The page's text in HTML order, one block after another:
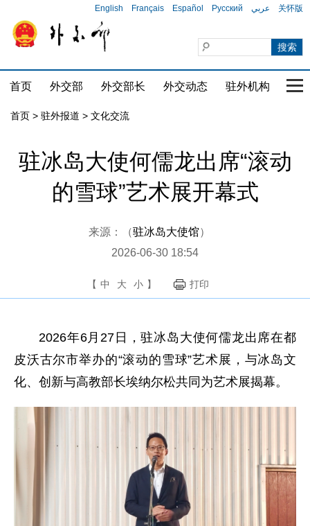
English Français Español Русский عربي 关怀版
首页 外交部 外交部长 外交动态 驻外机构 国
首页 > 驻外报道 > 文化交流
驻冰岛大使何儒龙出席“滚动
的雪球”艺术展开幕式
来源：（驻冰岛大使馆）
2026-06-30 18:54
【 中 大 小 】 打印
2026年6月27日，驻冰岛大使何儒龙出席在都
皮沃古尔市举办的“滚动的雪球”艺术展，与冰岛文
化、创新与高教部长埃纳尔松共同为艺术展揭幕。